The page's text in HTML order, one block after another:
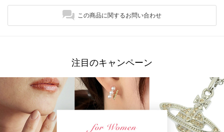
この商品に関するお問い合わせ
注目のキャンペーン